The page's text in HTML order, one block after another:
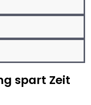
spart Zeit